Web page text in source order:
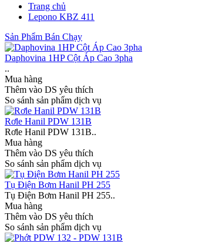
Trang chủ
Lepono KBZ 411
Sản Phẩm Bán Chạy
Daphovina 1HP Cột Áp Cao 3pha
..
Mua hàng
Thêm vào DS yêu thích
So sánh sản phẩm dịch vụ
Rơle Hanil PDW 131B
Rơle Hanil PDW 131B..
Mua hàng
Thêm vào DS yêu thích
So sánh sản phẩm dịch vụ
Tụ Điện Bơm Hanil PH 255
Tụ Điện Bơm Hanil PH 255..
Mua hàng
Thêm vào DS yêu thích
So sánh sản phẩm dịch vụ